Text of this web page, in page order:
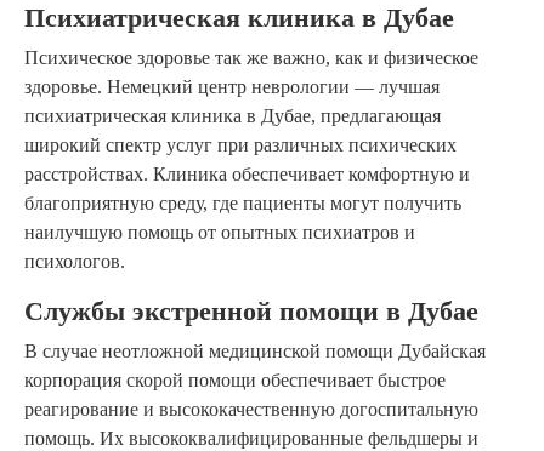
Психиатрическая клиника в Дубае
Психическое здоровье так же важно, как и физическое
здоровье. Немецкий центр неврологии — лучшая
психиатрическая клиника в Дубае, предлагающая
широкий спектр услуг при различных психических
расстройствах. Клиника обеспечивает комфортную и
благоприятную среду, где пациенты могут получить
наилучшую помощь от опытных психиатров и
психологов.
Службы экстренной помощи в Дубае
В случае неотложной медицинской помощи Дубайская
корпорация скорой помощи обеспечивает быстрое
реагирование и высококачественную догоспитальную
помощь. Их высококвалифицированные фельдшеры и